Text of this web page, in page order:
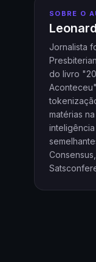
SOBRE O
Jornalista
do livro
matérias